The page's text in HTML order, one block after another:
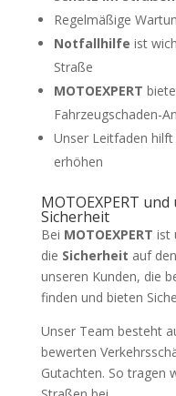
Regelmäßige
Notfallhilfe ist
Straße
MOTOEXPERT
Fahrzeugschaden-
Unser Leitfaden
erhöhen
MOTOEXPERT
Sicherheit
Bei MOTOEXPERT ist
die Sicherheit auf
unseren Kunden, die
finden und bieten
Unser Team besteht
bewerten
Gutachten. So tragen